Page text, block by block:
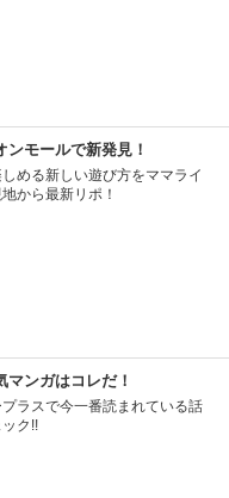
ンモールで新発見！
める新しい遊び方をママライ
から最新リポ！
マンガはコレだ！
ラスで今一番読まれている話
ク!!